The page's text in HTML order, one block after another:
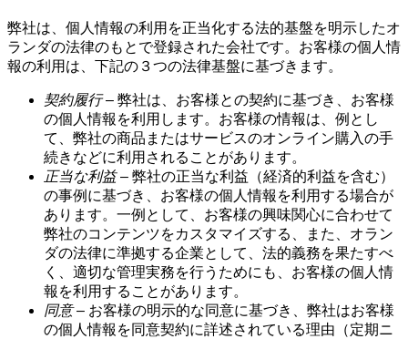
弊社は、個人情報の利用を正当化する法的基盤を明示したオ
ランダの法律のもとで登録された会社です。お客様の個人情
報の利用は、下記の３つの法律基盤に基づきます。
契約履行– 弊社は、お客様との契約に基づき、お客様
の個人情報を利用します。お客様の情報は、例とし
て、弊社の商品またはサービスのオンライン購入の手
続きなどに利用されることがあります。
正当な利益– 弊社の正当な利益（経済的利益を含む）
の事例に基づき、お客様の個人情報を利用する場合が
あります。一例として、お客様の興味関心に合わせて
弊社のコンテンツをカスタマイズする、また、オラン
ダの法律に準拠する企業として、法的義務を果たすべ
く、適切な管理実務を行うためにも、お客様の個人情
報を利用することがあります。
同意– お客様の明示的な同意に基づき、弊社はお客様
の個人情報を同意契約に詳述されている理由（定期ニ